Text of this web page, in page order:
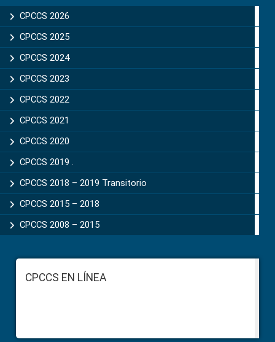
Sidebar
CPCCS 2026
CPCCS 2025
CPCCS 2024
CPCCS 2023
CPCCS 2022
CPCCS 2021
CPCCS 2020
CPCCS 2019 .
CPCCS 2018 – 2019 Transitorio
CPCCS 2015 – 2018
CPCCS 2008 – 2015
FooterCPCCS EN LÍNEA